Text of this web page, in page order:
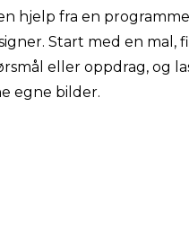
hjelp fra en
Start med en mal,
eller oppdrag, og
egne bilder.